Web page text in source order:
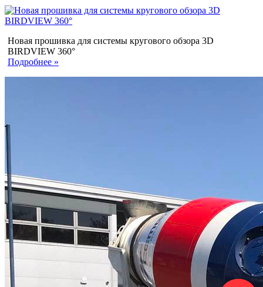
Новая прошивка для системы кругового обзора 3D
BIRDVIEW 360°
Подробнее »